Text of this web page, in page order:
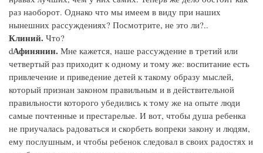
раз наоборот. Однако что мы имеем в виду при наших
нынешних рассуждениях? Посмотрите, не это ли?..
Клиний. Что?
dАфинянин. Мне кажется, наше рассуждение в третий или
четвертый раз приходит к одному и тому же: воспитание есть
привлечение и приведение детей к такому образу мыслей,
который признан законом правильным и в действительной
правильности которого убедились к тому же на опыте люди
самые почтенные и престарелые. И вот, чтобы душа ребенка
не приучалась радоваться и скорбеть вопреки закону и людям,
ему послушным, и чтобы ребенок следовал в своих радостях и